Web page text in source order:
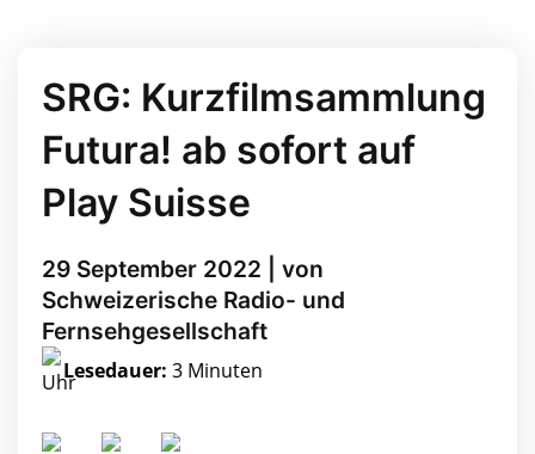
SRG: Kurzfilmsammlung
Futura! ab sofort auf
Play Suisse
29 September 2022 | von
Schweizerische Radio- und
Fernsehgesellschaft
Lesedauer: 3 Minuten